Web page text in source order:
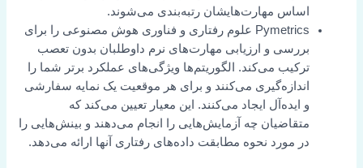
اساس مهارت‌هایشان رتبه‌بندی می‌شوند.
Pymetrics علوم رفتاری و فناوری هوش مصنوعی را برای
بررسی و ارزیابی مهارت‌های نرم داوطلبان بدون تعصب
ترکیب می‌کند. الگوریتم‌ها ویژگی‌های عملکرد برتر شما را
اندازه‌گیری می‌کنند و برای هر موقعیت یک نمایه سفارشی
و ایده‌آل ایجاد می‌کنند. این معیار تعیین می‌کند که
متقاضیان چه آزمایش‌هایی را انجام می‌دهند و بینش‌هایی را
در مورد نحوه مطابقت داده‌های رفتاری آنها ارائه می‌دهد.